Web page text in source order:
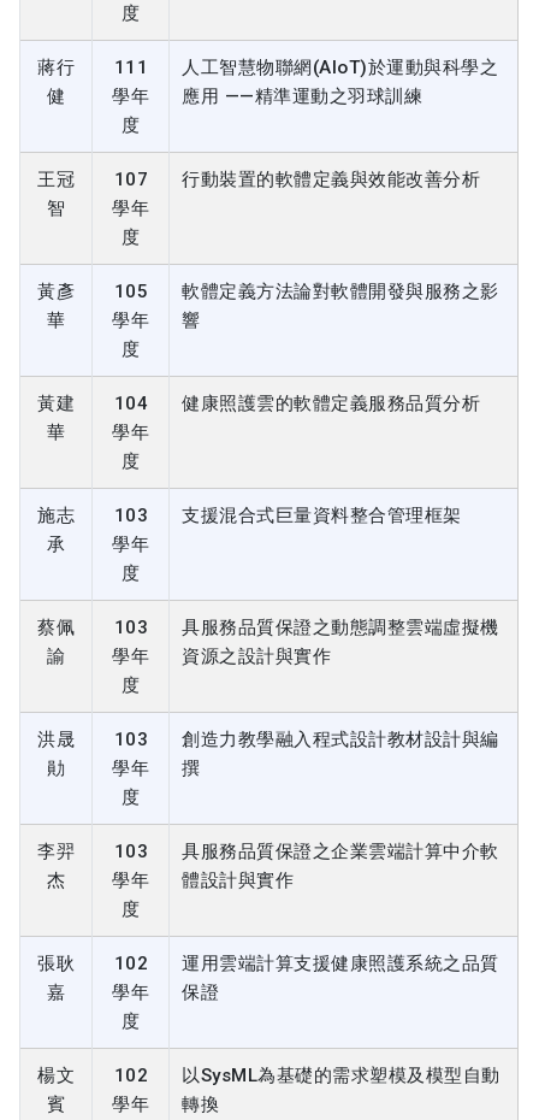
度
蔣行
健
111
學年
度
人工智慧物聯網(AIoT)於運動與科學之
應用 ——精準運動之羽球訓練
王冠
智
107
學年
度
行動裝置的軟體定義與效能改善分析
黃彥
華
105
學年
度
軟體定義方法論對軟體開發與服務之影
響
黃建
華
104
學年
度
健康照護雲的軟體定義服務品質分析
施志
承
103
學年
度
支援混合式巨量資料整合管理框架
蔡佩
諭
103
學年
度
具服務品質保證之動態調整雲端虛擬機
資源之設計與實作
洪晟
勛
103
學年
度
創造力教學融入程式設計教材設計與編
撰
李羿
杰
103
學年
度
具服務品質保證之企業雲端計算中介軟
體設計與實作
張耿
嘉
102
學年
度
運用雲端計算支援健康照護系統之品質
保證
楊文
賓
102
學年
以SysML為基礎的需求塑模及模型自動
轉換